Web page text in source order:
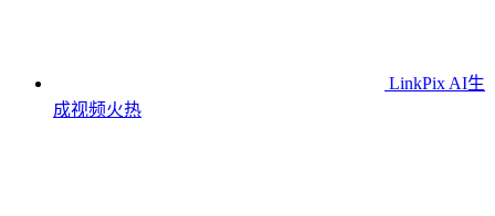
LinkPix AI生
成视频火热